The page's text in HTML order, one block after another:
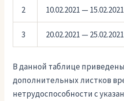
2 10.02.2021 — 15.02.2021
3 20.02.2021 — 25.02.2021
В данной таблице
дополнительных листков
нетрудоспособности с